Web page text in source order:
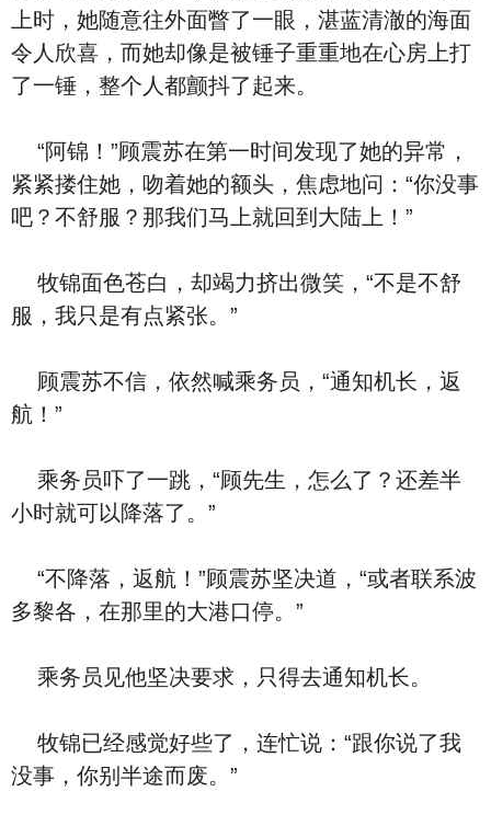
上时，她随意往外面瞥了一眼，湛蓝清澈的海面
令人欣喜，而她却像是被锤子重重地在心房上打
了一锤，整个人都颤抖了起来。
“阿锦！”顾震苏在第一时间发现了她的异常，
紧紧搂住她，吻着她的额头，焦虑地问：“你没事
吧？不舒服？那我们马上就回到大陆上！”
牧锦面色苍白，却竭力挤出微笑，“不是不舒
服，我只是有点紧张。”
顾震苏不信，依然喊乘务员，“通知机长，返
航！”
乘务员吓了一跳，“顾先生，怎么了？还差半
小时就可以降落了。”
“不降落，返航！”顾震苏坚决道，“或者联系波
多黎各，在那里的大港口停。”
乘务员见他坚决要求，只得去通知机长。
牧锦已经感觉好些了，连忙说：“跟你说了我
没事，你别半途而废。”